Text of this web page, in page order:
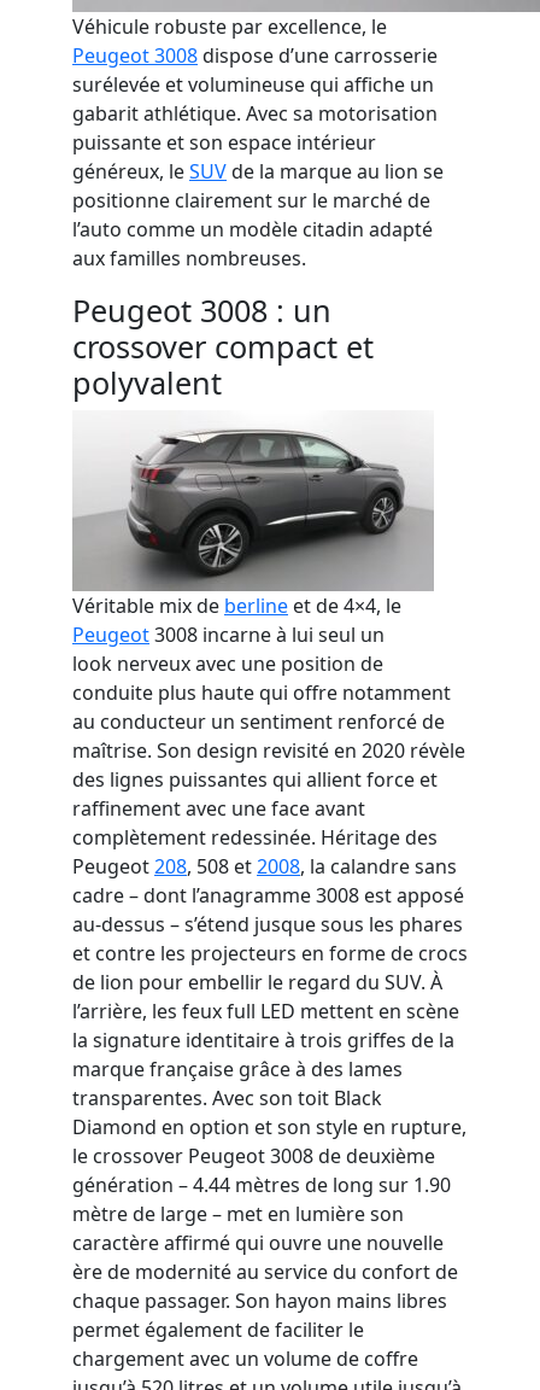
Véhicule robuste par excellence, le
Peugeot 3008dispose d’une carrosserie
surélevée et volumineuse qui affiche un
gabaritathlétique. Avec sa motorisation
puissante et son espace intérieur
généreux, leSUVde la marque au lion se
positionne clairementsur le marché de
l’auto comme un modèle citadin adapté
aux familles nombreuses.
Peugeot 3008 : un
crossover compact et
polyvalent
Véritable mix de berline et de 4×4, le
Peugeot3008 incarne à lui seul un
look nerveux avec une position de
conduite plus haute qui offre notamment
au conducteur un sentiment renforcé de
maîtrise. Son design revisité en 2020 révèle
des lignes puissantes qui allient force et
raffinementavec une face avant
complètement redessinée. Héritage des
Peugeot208, 508 et2008, la calandresans
cadre– dont l’anagramme 3008 est apposé
au-dessus –s’étend jusque sous les phares
et contre les projecteurs en forme de crocs
de lion pour embellir le regard du SUV. À
l’arrière, les feuxfull LED mettent en scène
la signature identitaire à trois griffes de la
marque française grâce à des lames
transparentes. Avec son toit Black
Diamond en option etson style en rupture,
le crossover Peugeot 3008de deuxième
génération –4.44 mètres de long sur 1.90
mètre de large – met en lumière son
caractère affirméqui ouvre une nouvelle
ère de modernitéau service du confort de
chaque passager. Son hayon mains libres
permet égalementde faciliter le
chargement avec un volume de coffre